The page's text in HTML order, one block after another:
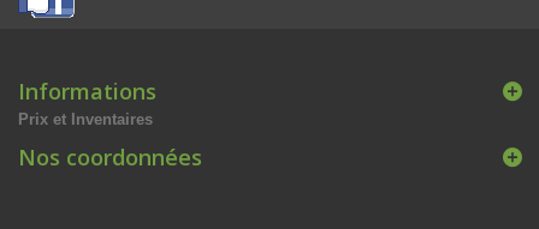
Informations
Prix et Inventaires
Nos coordonnées